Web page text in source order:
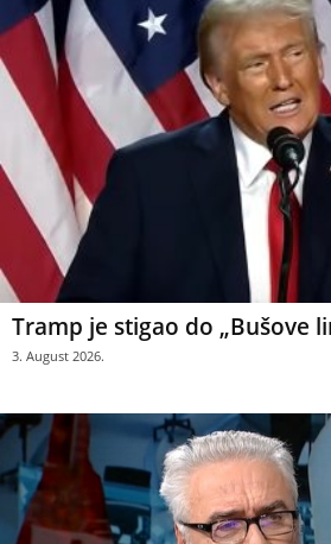
Tramp je stigao do „Bušove
3. August 2026.